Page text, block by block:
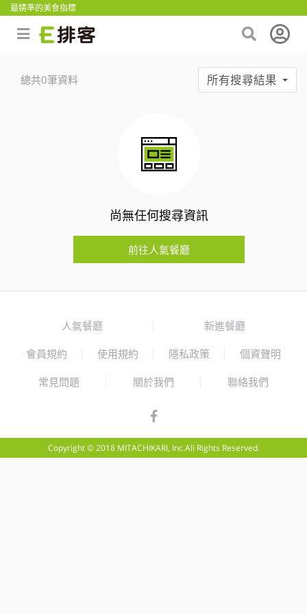
最精準的美食指標
總共0筆資料 所有搜尋結果
尚無任何搜尋資訊
前往人氣餐廳
人氣餐廳 新進餐廳
會員規約 使用規約 隱私政策 個資聲明
常見問題 關於我們 聯絡我們
Copyright © 2018 MITACHIKARI, Inc.All Rights Reserved.